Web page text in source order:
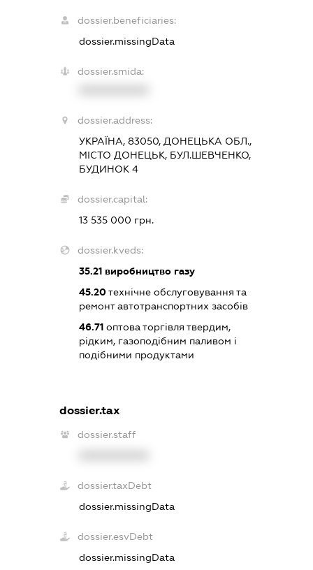
dossier.beneficiaries:
dossier.missingData
dossier.smida:
dossier.address:
УКРАЇНА, 83050, ДОНЕЦЬКА ОБЛ.,
МІСТО ДОНЕЦЬК, БУЛ.ШЕВЧЕНКО,
БУДИНОК 4
dossier.capital:
13 535 000 грн.
dossier.kveds:
35.21 виробництво газу
45.20технічне обслуговування та
ремонт автотранспортних засобів
46.71 оптова торгівля твердим,
рідким, газоподібним паливом і
подібними продуктами
dossier.tax
dossier.staff
dossier.taxDebt
dossier.missingData
dossier.esvDebt
dossier.missingData